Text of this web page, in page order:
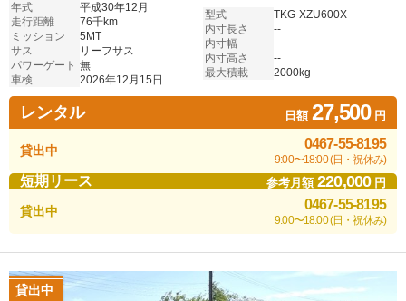
年式
平成30年12月
走行距離
76千km
ミッション
5MT
サス
リーフサス
パワーゲート 無
車検
2026年12月15日
型式
TKG-XZU600X
内寸長さ
--
内寸幅
--
内寸高さ
--
最大積載
2000kg
レンタル 日額27,500円
貸出中 0467-55-8195
9:00〜18:00 (日・祝休み)
短期リース 参考月額220,000円
貸出中 0467-55-8195
9:00〜18:00 (日・祝休み)
貸出中